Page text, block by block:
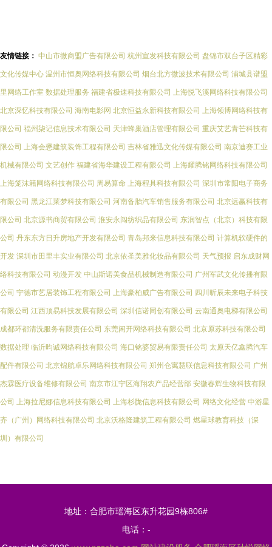
友情链接： 中山市微商盟广告有限公司 杭州宣发科技有限公司 盘锦市双台子区精彩
文化传媒中心 温州市恒奥网络科技有限公司 烟台北方微波技术有限公司 浦城县谱盟
里网络工作室 数据处理服务 福建省极速科技有限公司 上海悦飞溪网络科技有限公司
北京深忆科技有限公司 海南电影网 北京恒益永新科技有限公司 上海领博网络科技有
限公司 福州柒记信息技术有限公司 天津蜂巢酒店管理有限公司 重庆艾艺青芒科技有
限公司 上海会懋建筑装饰工程有限公司 吉林省雅迅文化传媒有限公司 南京迪赛工业
机械有限公司 文艺创作 福建省海华建设工程有限公司 上海耀腾铭网络科技有限公司
上海笼沫籍网络科技有限公司 周易算命 上海程具科技有限公司 深圳市常阳电子商务
有限公司 黑龙江莱梦科技有限公司 河南备胎汽车销售服务有限公司 北京远赢科技有
限公司 北京源书商贸有限公司 淮安永闯纺织品有限公司 东润智点（北京）科技有限
公司 丹东东方日升房地产开发有限公司 青岛邦来信息科技有限公司 计算机软硬件的
开发 深圳市田里丰实业有限公司 北京依圣美雅化妆品有限公司 天气预报 启东成财网
络科技有限公司 动漫开发 中山斯诺美食品机械制造有限公司 广州军武文化传播有限
公司 宁德市艺居装饰工程有限公司 上海豪柏威广告有限公司 四川昕辰未来电子科技
有限公司 江西顶易科技发展有限公司 深圳信诺同创有限公司 云南通奥电梯有限公司
成都环都清洗服务有限责任公司 东莞闲开网络科技有限公司 北京原苏科技有限公司
数据处理 临沂昀诚网络科技有限公司 海口铭婆贸易有限责任公司 太原天亿鑫腾汽车
配件有限公司 北京锦航卓乐网络科技有限公司 郑州仓寓慧联信息科技有限公司 广州
杰霖医疗设备维修有限公司 南京市江宁区海翔农产品经营部 安徽春辉生物科技有限
公司 上海拉尼娜信息科技有限公司 上海杉陇信息科技有限公司 网络文化经营 中游星
齐（广州）网络科技有限公司 北京沃格隆建筑工程有限公司 燃星球教育科技（深
圳）有限公司
地址：合肥市瑶海区东升花园9栋806#
电话：-